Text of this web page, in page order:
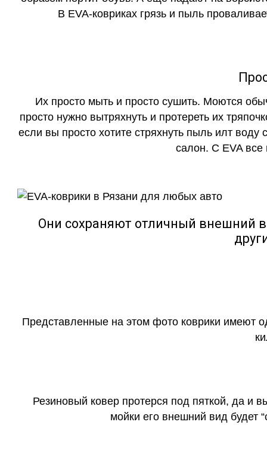
В EVA-ковриках грязь и пыль
Их просто мыть и просто сушить. Моются
просто нужно вытряхнуть и протереть их
если вы просто хотите стряхнуть пыль илт воду
салон. С EVA все
Они сохраняют отличный внешний
Представленные на этом фото коврики имеют
Резиновый ковер протерся под пяткой, да и
мойки его внешний вид будет